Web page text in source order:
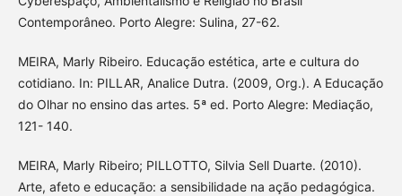
Contemporâneo. Porto Alegre: Sulina, 27-62.
MEIRA, Marly Ribeiro. Educação estética, arte e cultura do
cotidiano. In: PILLAR, Analice Dutra. (2009, Org.). A Educação
do Olhar no ensino das artes. 5ª ed. Porto Alegre: Mediação,
121- 140.
MEIRA, Marly Ribeiro; PILLOTTO, Silvia Sell Duarte. (2010).
Arte, afeto e educação: a sensibilidade na ação pedagógica.